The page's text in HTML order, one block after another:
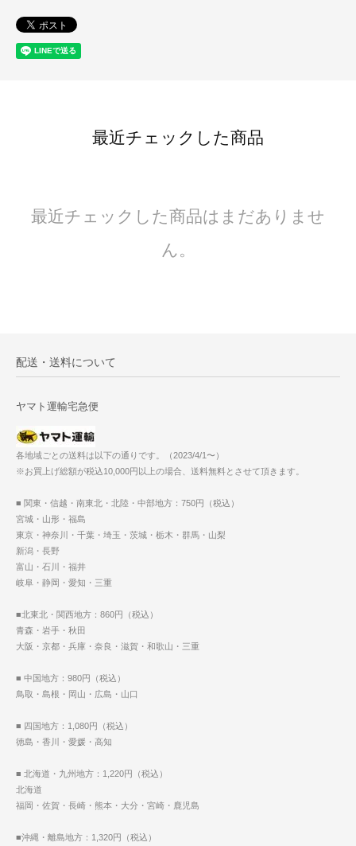
最近チェックした商品
最近チェックした商品はまだありませ
ん。
配送・送料について
ヤマト運輸宅急便
各地域ごとの送料は以下の通りです。（2023/4/1〜）
※お買上げ総額が税込10,000円以上の場合、送料無料とさせて頂きます。
■ 関東・信越・南東北・北陸・中部地方：750円（税込）
宮城・山形・福島
東京・神奈川・千葉・埼玉・茨城・栃木・群馬・山梨
新潟・長野
富山・石川・福井
岐阜・静岡・愛知・三重
■北東北・関西地方：860円（税込）
青森・岩手・秋田
大阪・京都・兵庫・奈良・滋賀・和歌山・三重
■ 中国地方：980円（税込）
鳥取・島根・岡山・広島・山口
■ 四国地方：1,080円（税込）
徳島・香川・愛媛・高知
■ 北海道・九州地方：1,220円（税込）
北海道
福岡・佐賀・長崎・熊本・大分・宮崎・鹿児島
■沖縄・離島地方：1,320円（税込）